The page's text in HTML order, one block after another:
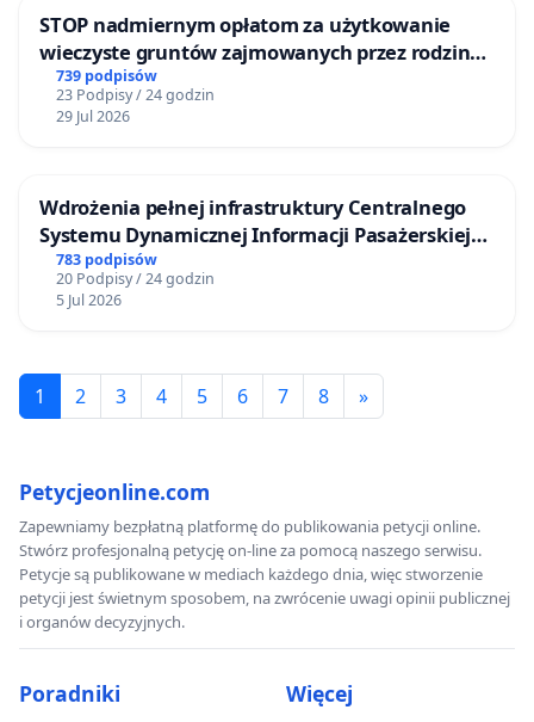
STOP nadmiernym opłatom za użytkowanie
wieczyste gruntów zajmowanych przez rodzinne
ogrody działkowe.
739 podpisów
23 Podpisy / 24 godzin
29 Jul 2026
Wdrożenia pełnej infrastruktury Centralnego
Systemu Dynamicznej Informacji Pasażerskiej
(CSDiP) na stacji kolejowej w Łomży
783 podpisów
20 Podpisy / 24 godzin
5 Jul 2026
1 2 3 4 5 6 7 8 »
Petycjeonline.com
Zapewniamy bezpłatną platformę do publikowania petycji online.
Stwórz profesjonalną petycję on-line za pomocą naszego serwisu.
Petycje są publikowane w mediach każdego dnia, więc stworzenie
petycji jest świetnym sposobem, na zwrócenie uwagi opinii publicznej
i organów decyzyjnych.
Poradniki Więcej